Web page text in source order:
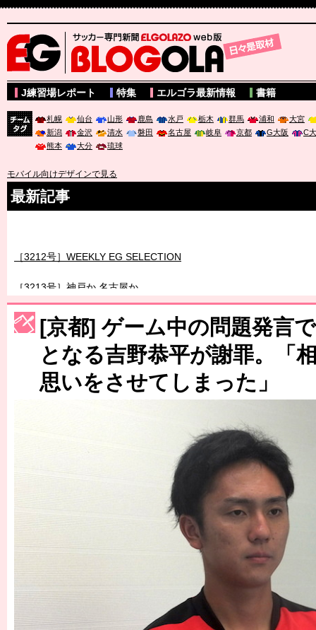
サッカー専門新聞ELGOLAZO web版 BLOGOLA
J練習場レポート 特集 エルゴラ最新情報 書籍
札幌 仙台 山形 鹿島 水戸 栃木 群馬 浦和
大宮
新潟
金沢 清水 磐田 名古屋 岐阜 京都 G大阪
C
熊本
大分 琉球
モバイル向けデザインで見る
最新記事
［3212号］WEEKLY EG SELECTION
［3213号］神戸か 名古屋か
［3214号］WEST制覇
［3215号］WEEKLY EG SELECTION
［3216号］行く末占うラストワン
［3219号］特別な覇者へ 大逆転か連破か
［3220号］伝説の王者、黄金のシャーレ
[京都] ゲーム中の問題発言
となる吉野恭平が謝罪。「
思いをさせてしまった」